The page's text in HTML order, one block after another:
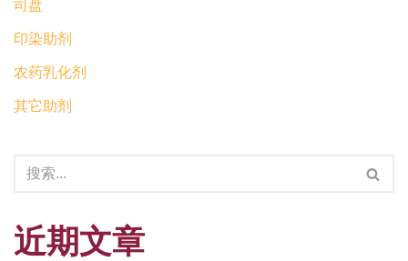
司盘
印染助剂
农药乳化剂
其它助剂
近期文章